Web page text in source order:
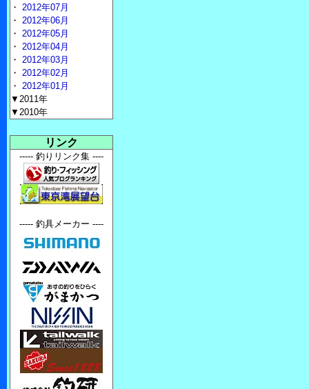
・ 2012年07月
・ 2012年06月
・ 2012年05月
・ 2012年04月
・ 2012年03月
・ 2012年02月
・ 2012年01月
▼2011年
▼2010年
リンク
----- 釣りリンク集 ----
----- 釣具メーカー ----